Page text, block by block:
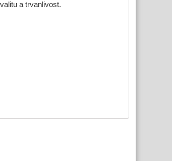
a trvanlivost.